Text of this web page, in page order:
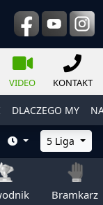
VIDEO KONTAKT
DLACZEGO MY
5 Liga
Bramkarz